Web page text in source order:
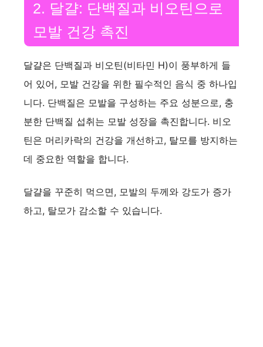
2. 달걀: 단백질과 비오틴으로
모발 건강 촉진
달걀은 단백질과 비오틴(비타민 H)이 풍부하게 들
어 있어, 모발 건강을 위한 필수적인 음식 중 하나입
니다. 단백질은 모발을 구성하는 주요 성분으로, 충
분한 단백질 섭취는 모발 성장을 촉진합니다. 비오
틴은 머리카락의 건강을 개선하고, 탈모를 방지하는
데 중요한 역할을 합니다.
달걀을 꾸준히 먹으면, 모발의 두께와 강도가 증가
하고, 탈모가 감소할 수 있습니다.